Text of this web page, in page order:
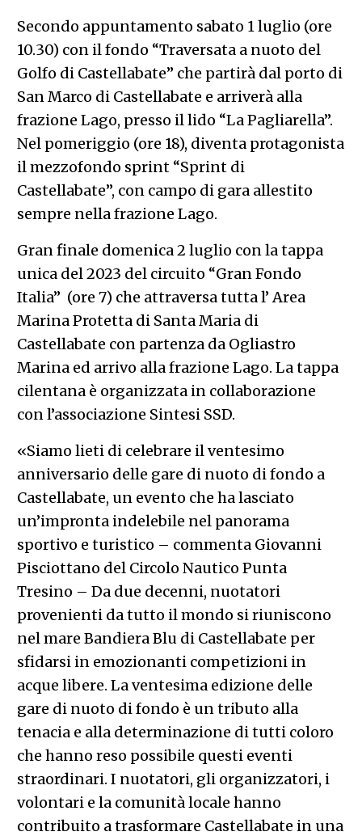
Secondo appuntamento sabato 1 luglio (ore
10.30) con il fondo “Traversata a nuoto del
Golfo di Castellabate” che partirà dal porto di
San Marco di Castellabate e arriverà alla
frazione Lago, presso il lido “La Pagliarella”.
Nel pomeriggio (ore 18), diventa protagonista
il mezzofondo sprint “Sprint di
Castellabate”, con campo di gara allestito
sempre nella frazione Lago.
Gran finale domenica 2 luglio con la tappa
unica del 2023 del circuito “Gran Fondo
Italia” (ore 7) che attraversa tutta l’ Area
Marina Protetta di Santa Maria di
Castellabate con partenza da Ogliastro
Marina ed arrivo alla frazione Lago. La tappa
cilentana è organizzata in collaborazione
con l’associazione Sintesi SSD.
«Siamo lieti di celebrare il ventesimo
anniversario delle gare di nuoto di fondo a
Castellabate, un evento che ha lasciato
un’impronta indelebile nel panorama
sportivo e turistico – commenta Giovanni
Pisciottano del Circolo Nautico Punta
Tresino – Da due decenni, nuotatori
provenienti da tutto il mondo si riuniscono
nel mare Bandiera Blu di Castellabate per
sfidarsi in emozionanti competizioni in
acque libere. La ventesima edizione delle
gare di nuoto di fondo è un tributo alla
tenacia e alla determinazione di tutti coloro
che hanno reso possibile questi eventi
straordinari. I nuotatori, gli organizzatori, i
volontari e la comunità locale hanno
contribuito a trasformare Castellabate in una